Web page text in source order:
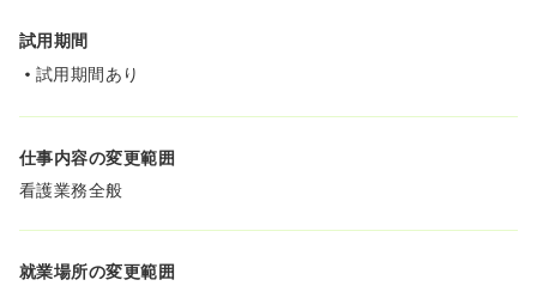
試用期間
試用期間あり
仕事内容の変更範囲
看護業務全般
就業場所の変更範囲